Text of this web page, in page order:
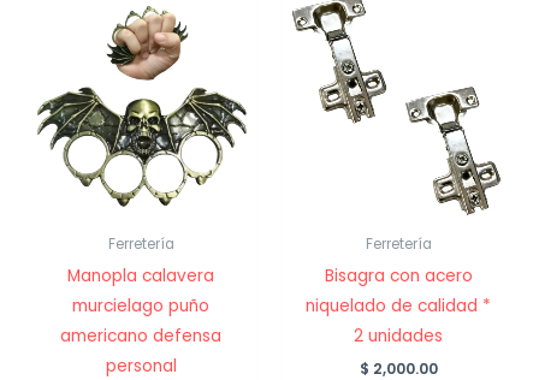
Ferretería
Manopla calavera
murcielago puño
americano defensa
personal
Ferretería
Bisagra con acero
niquelado de calidad *
2 unidades
$ 2,000.00